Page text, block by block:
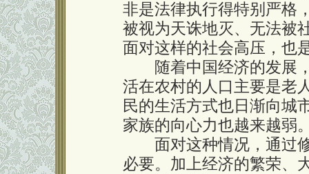
非是法律执行得特别严格
被视为天诛地灭、无法被
面对这样的社会高压，也
随着中国经济的发展，
活在农村的人口主要是老
民的生活方式也日渐向城
家族的向心力也越来越弱
面对这种情况，通过修
必要。加上经济的繁荣、